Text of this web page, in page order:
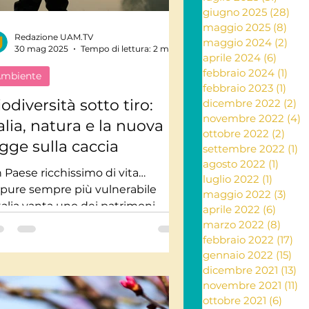
e rimedi naturali
Letteratura
sotto tiro:
natura e la nuova
sulla caccia
Paese ricchissimo di vita…
sempre più vulnerabile
vanta uno dei patrimoni
più ricchi d’Europa: oltre
Redazione UAM.TV
30 mag 2025
Tempo di lettura: 2 min
giugno 2025 (28)
maggio 2025 (8)
maggio 2024 (2)
aprile 2024 (6)
febbraio 2024 (1)
febbraio 2023 (1)
dicembre 2022 (2)
novembre 2022 (4)
ottobre 2022 (2)
settembre 2022 (1)
agosto 2022 (1)
luglio 2022 (1)
maggio 2022 (3)
aprile 2022 (6)
marzo 2022 (8)
febbraio 2022 (17)
gennaio 2022 (15)
dicembre 2021 (13)
novembre 2021 (11)
ottobre 2021 (6)